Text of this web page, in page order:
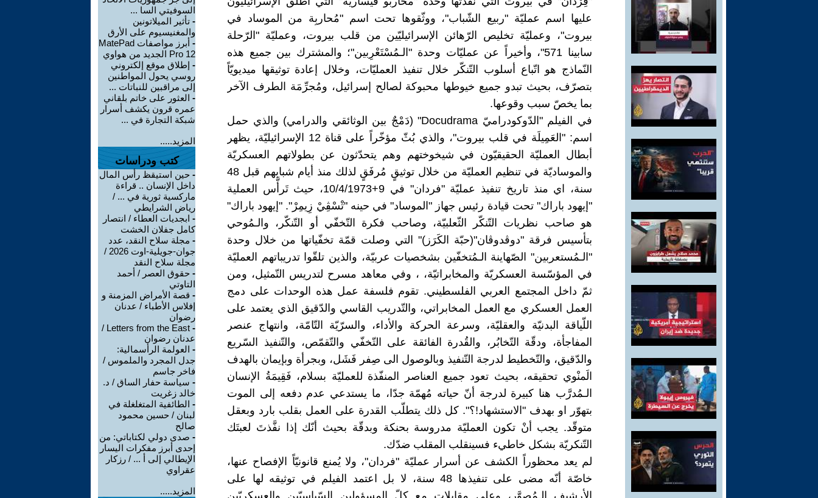
عليها اسم عمليّة "ربيع الشّباب"، ووثّقوها تحت اسم "مُحاربِة من الموساد في
بيروت"، وعمليّة تخليص الرّهائن الإسرائيليّين من قلب بيروت، وعمليّة "الرّحلة
سابينا 571"، وأخيراً عن عمليّات وحدة "الـمُسْتَعْرِبين"؛ والمشترك بين جميع هذه
النّماذج هو اتّباع أسلوب التّنكّر خلال تنفيذ العمليّات، وخلال إعادة توثيقها ميديويّاً
بتصرّف، بحيث تبدو جميع خيوطها محبوكة لصالح إسرائيل، ومُجرِّمَة الطرف الآخر
بما يخصّ سبب وقوعها.
في الفيلم "الدّوكودراميّ Docudrama" (دَمْجٌ بين الوثائقي والدرامي) والذي حمل
اسم: "العَمِيلَة في قلب بيروت"، والذي بُثّ مؤخّراً على قناة 12 الإسرائيليّة، يظهر
أبطال العمليّة الحقيقيّون في شيخوختهم وهم يتحدّثون عن بطولاتهم العسكريّة
والموساديّة في تنظيم العمليّة من خلال توثيقٍ مُرفَقٍ لذلك منذ أيام شبابهم قبل 48
سنة، اي منذ تاريخ تنفيذ عمليّة "فردان" في 9+10/4/1973، حيث تَرأَّس العملية
"إيهود باراك" تحت قيادة رئيس جهاز "الموساد" في حينه "تْسْڤِيْ زِيمِرْ". "إيهود باراك"
هو صاحب نظريات التّنكّر الثّعلبيّة، وصاحب فكرة التّخفّي أو التّنكّر، والـمُوحي
بتأسيس فرقة "دوڤدوڤان"(حبّة الكَرَز)" التي وصلت قمّة تخفّياتها من خلال وحدة
"الـمُستعربين" الصّهاينة الـمُتخفّين بشخصيات عربيّة، والذين تلقّوا تدريباتهم العمليّة
في المؤسّسة العسكريّة والمخابراتيّة، ، وفي معاهد مسرح لتدريس التّمثيل، ومن
ثمّ داخل المجتمع العربي الفلسطيني. تقوم فلسفة عمل هذه الوحدات على دمج
العمل العسكري مع العمل المخابراتي، والتّدريب القاسي والدّقيق الذي يعتمد على
اللّياقة البدنيّة والعقليّة، وسرعة الحركة والأداء، والسرّيّة التّامّة، وانتهاج عنصر
المفاجأة، ودقّة التّخابُر، والقُدرة الفائقة على التّخفّي والتّقمّص، والتّنفيذ السّريع
والدّقيق، والتّخطيط لدرجة التّنفيذ وبالوصول الى صِفر فَشَل، وبجرأة وبإيمان بالهدف
الَمنْوي تحقيقه، بحيث تعود جميع العناصر المنفّذة للعمليّة بسلام، فَقِيمَةُ الإنسان
الـمُدرَّب هنا كبيرة لدرجة أنّ حياته مُهمّة جدّا، ما يستدعي عدم دفعه إلى الموت
بتهوّر او بهدف "الاستشهاد!؟". كل ذلك يتطلّب القدرة على العمل بقلب بارد وبعقل
متوقّد. يجب أنْ تكون العمليّة مدروسة بحنكة وبدقّة بحيث أنّك إذا نفَّذتَ لعبتَك
التّنكريّة بشكل خاطيء فسينقلب المقلب ضدّك.
لم يعد محظوراً الكشف عن أسرار عمليّة "فردان"، ولا يُمنع قانونيّاً الإفصاح عنها،
خاصّة أنّه مضى على تنفيذها 48 سنة، لا بل اعتمد الفيلم في توثيقه لها على
الأرشيف الـمُصوَّر، وعلى مقابلات مع كلّ المسؤولين السّياسيّين والعسكريّين
السوفيتي السا ...
- تأثير الميلاتونين
والمغنيسيوم على الأرق
-
أبرز مواصفات MatePad
Pro 12 الجديد من هواوي
- إطلاق موقع إلكتروني
روسي يحول المواطنين
إلى مراقبين للنباتات ...
- العثور على خاتم بلقاني
عمره قرون يكشف أسرار
شبكة التجارة في ...
المزيد.....
كتب ودراسات
- حين استيقظ رأس المال
داخل الإنسان .. قراءة
ماركسية ثورية في ... /
رياض الشرايطي
- ابجديات العطاء / انتصار
كامل جفلان الخشت
- مجلة سلاح النقد، عدد
جوان-جويلية-اوت 2026 /
مجلة سلاح النقد
- حقوق العصر / أحمد
التاوتي
- قصة الأمراض المزمنة و
إفلاس الأطباء / عدنان
رضوان
-
Letters from the East /
عدنان رضوان
- العولمة الرأسمالية:
جدل المجرد والملموس /
فاخر جاسم
- سياسة حفار الساق / د.
خالد زغريت
- الطائفية المتغلغلة في
لبنان / حسين محمود
صالح
- صدى دولي لكتاباتي: من
إحدى أبرز مفكرات اليسار
الإيطالي إلى أ ... / رزكار
عقراوي
المزيد.....